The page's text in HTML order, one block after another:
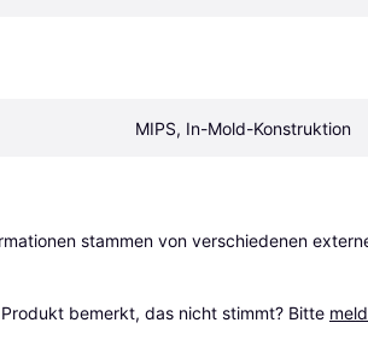
MIPS, In-Mold-Konstruktion
stammen von verschiedenen
bemerkt, das nicht stimmt? Bitte